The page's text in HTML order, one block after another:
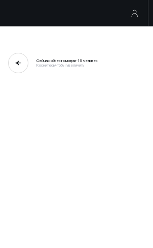
Сейчас объект смотрят15 человек
Коснитесь чтобы увеличить